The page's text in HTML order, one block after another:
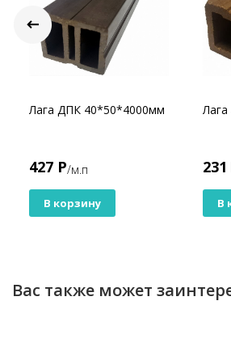
Лага ДПК 40*50*4000мм
427 Р/м.п
В корзину В
Вас также может